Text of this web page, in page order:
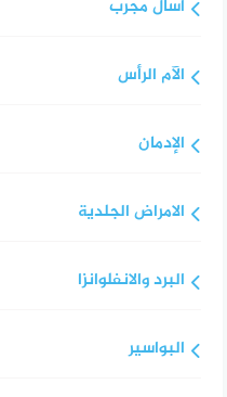
اسال مجرب
الآم الرأس
الإدمان
الامراض الجلدية
البرد والانفلوانزا
البواسير